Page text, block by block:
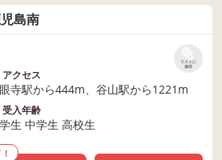
島南
リストに
保存
アクセス
寺駅から444m、谷山駅から1221m
受入年齢
生 中学生 高校生